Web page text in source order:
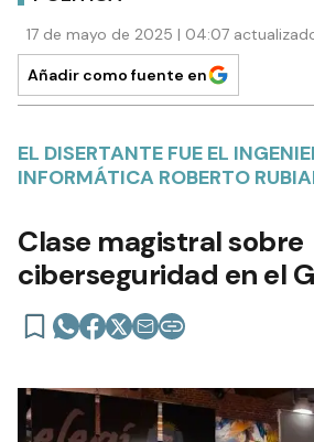
17 de mayo de 2025 | 04:07
Añadir como fuente en
EL DISERTANTE FUE EL
INFORMÁTICA ROBERTO
Clase magistral sobre
ciberseguridad en el